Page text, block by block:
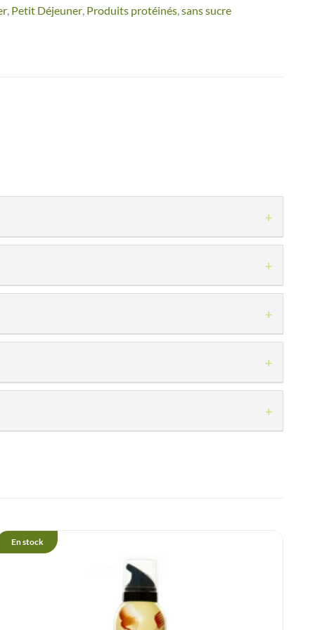
Petit Déjeuner Produits protéinés sans sucre
+
Cette crème onctueuse est idéale pour ceux qui
+
+
+
+
En stock